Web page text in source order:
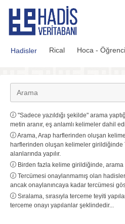
Hadis Veritabanı
Hadisler Rical Hoca - Öğrenci
"Sadece yazıldığı şekilde" arama
metin aranır, eş anlamlı kelimeler dahil
Arama, Arap harflerinden oluşan
harflerinden oluşan kelimeler girildiğinde
alanlarında yapılır.
Birden fazla kelime girildiğinde, arama
Tercümesi onaylanmamış olan
ancak onaylanıncaya kadar tercümesi
Sıralama, sırasıyla terceme teyiti
terceme onayı yapılanlar şeklindedir...